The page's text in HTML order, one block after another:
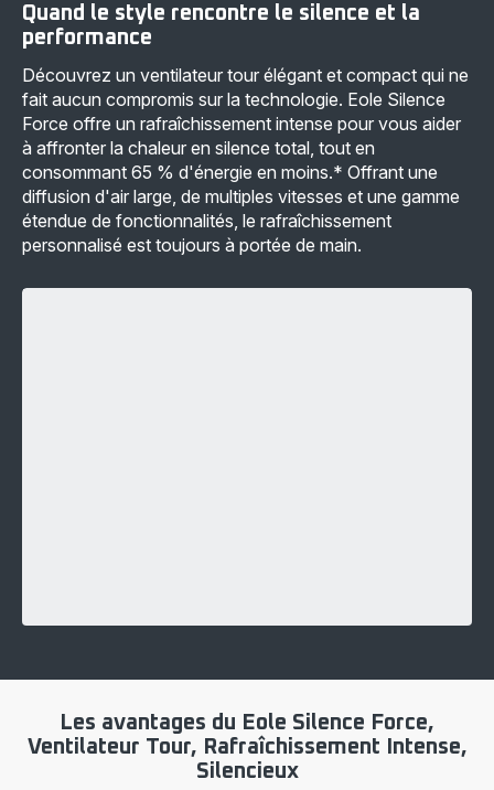
Quand le style rencontre le silence et la
performance
Découvrez un ventilateur tour élégant et compact qui ne
fait aucun compromis sur la technologie. Eole Silence
Force offre un rafraîchissement intense pour vous aider
à affronter la chaleur en silence total, tout en
consommant 65 % d'énergie en moins.* Offrant une
diffusion d'air large, de multiples vitesses et une gamme
étendue de fonctionnalités, le rafraîchissement
personnalisé est toujours à portée de main.
Les avantages du Eole Silence Force,
Ventilateur Tour, Rafraîchissement Intense,
Silencieux